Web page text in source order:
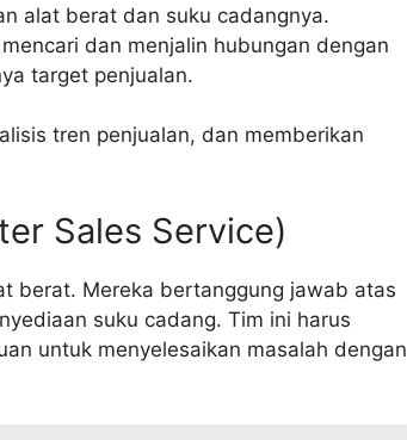
alat berat dan suku cadangnya.
dan menjalin hubungan dengan
target penjualan.
tren penjualan, dan memberikan
Sales Service)
berat. Mereka bertanggung jawab atas
suku cadang. Tim ini harus
untuk menyelesaikan masalah dengan